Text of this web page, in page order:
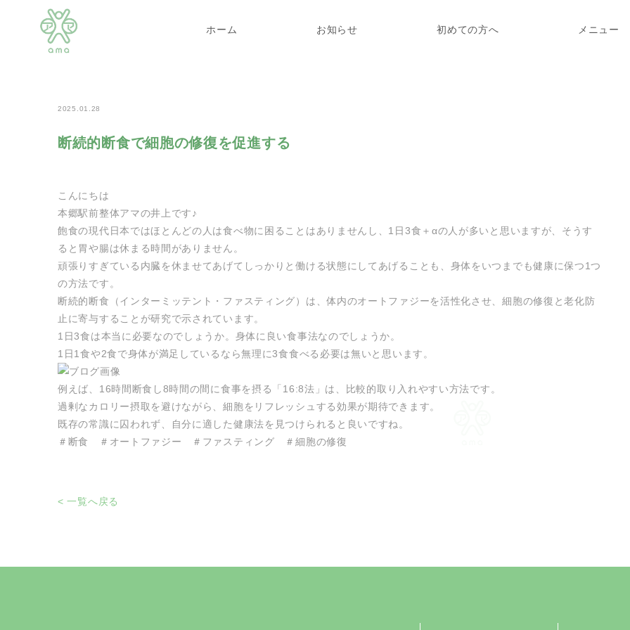
ホーム お知らせ 初めての方へ メニュー
ホーム
2025.01.28
断続的断食で細胞の修復を促進する
こんにちは
本郷駅前整体アマの井上です♪
飽食の現代日本ではほとんどの人は食べ物に困ることはありませんし、1日3食＋αの人が多いと思いますが、そうす
ると胃や腸は休まる時間がありません。
頑張りすぎている内臓を休ませてあげてしっかりと働ける状態にしてあげることも、身体をいつまでも健康に保つ1つ
の方法です。
断続的断食（インターミッテント・ファスティング）は、体内のオートファジーを活性化させ、細胞の修復と老化防
止に寄与することが研究で示されています。
1日3食は本当に必要なのでしょうか。身体に良い食事法なのでしょうか。
1日1食や2食で身体が満足しているなら無理に3食食べる必要は無いと思います。
例えば、16時間断食し8時間の間に食事を摂る「16:8法」は、比較的取り入れやすい方法です。
過剰なカロリー摂取を避けながら、細胞をリフレッシュする効果が期待できます。
既存の常識に囚われず、自分に適した健康法を見つけられると良いですね。
＃断食 ＃オートファジー ＃ファスティング ＃細胞の修復
< 一覧へ戻る